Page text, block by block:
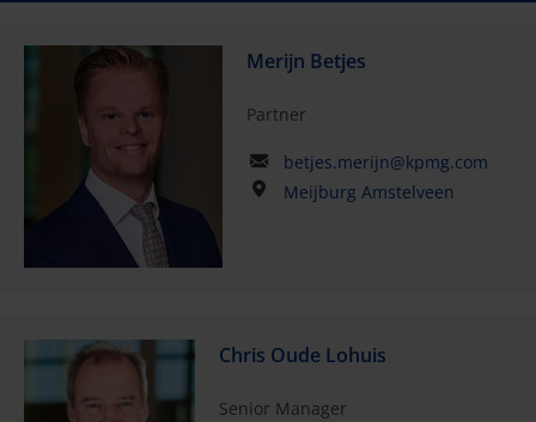
Merijn Betjes
Partner
betjes.merijn@kpmg.com
Meijburg Amstelveen
Chris Oude Lohuis
Senior Manager